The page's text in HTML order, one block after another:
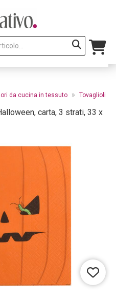
da cucina in tessuto » Tovaglioli
carta, 3 strati, 33 x